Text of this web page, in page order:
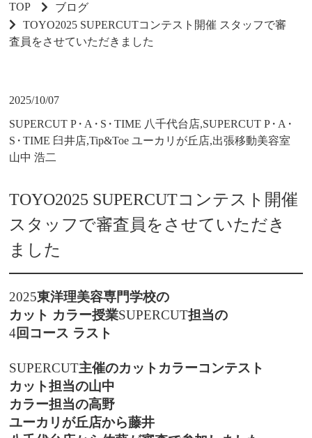
TOP
ブログ
TOYO2025 SUPERCUTコンテスト開催 スタッフで審
査員をさせていただきました
2025/10/07
SUPERCUT P・ A・ S・TIME 八千代台店,SUPERCUT P・ A・
S・TIME 臼井店,Tip&Toe ユーカリが丘店,出張移動美容室
山中 浩二
TOYO2025 SUPERCUTコンテスト開催
スタッフで審査員をさせていただき
ました
2025東洋理美容専門学校の
カット カラー授業SUPERCUT担当の
4回コース ラスト
SUPERCUT主催のカットカラーコンテスト
カット担当の山中
カラー担当の高野
ユーカリが丘店から藤井